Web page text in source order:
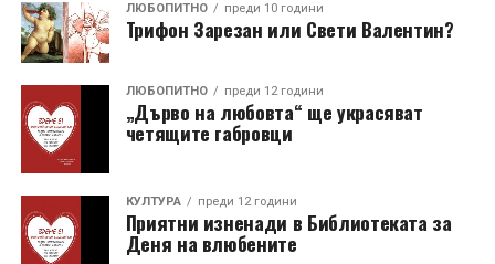
ЛЮБОПИТНО преди 10 години
Трифон Зарезан или Свети Валентин?
ЛЮБОПИТНО преди 12 години
„Дърво на любовта“ ще украсяват
четящите габровци
КУЛТУРА преди 12 години
Приятни изненади в Библиотеката за
Деня на влюбените